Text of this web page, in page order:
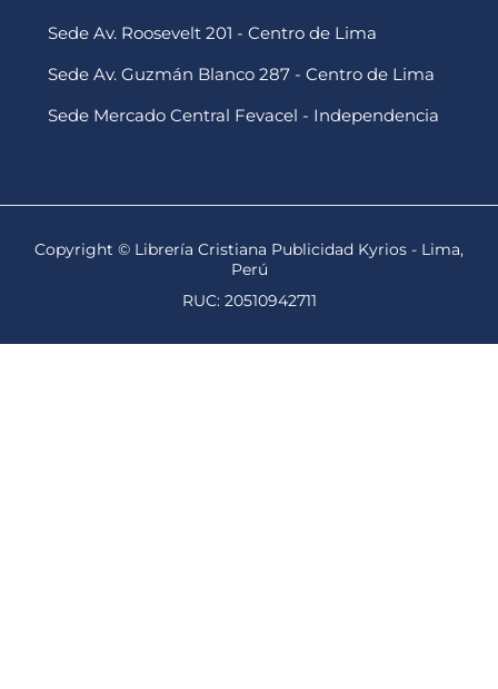
Sede Av. Roosevelt 201 - Centro de Lima
Sede Av. Guzmán Blanco 287 - Centro de Lima
Sede Mercado Central Fevacel - Independencia
Copyright © Librería Cristiana Publicidad Kyrios - Lima,
Perú
RUC: 20510942711